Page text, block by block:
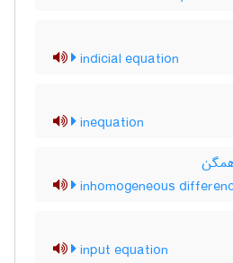
indicial equation
inequation
inhomogeneous
input equation